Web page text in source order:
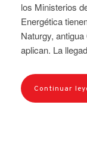
los Ministerios
Energética
Naturgy,
aplican. La
Continuar